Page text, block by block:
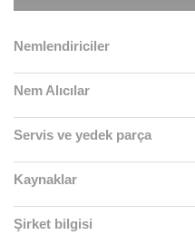
Nemlendiriciler
Nem Alıcılar
Servis ve yedek parça
Kaynaklar
Şirket bilgisi